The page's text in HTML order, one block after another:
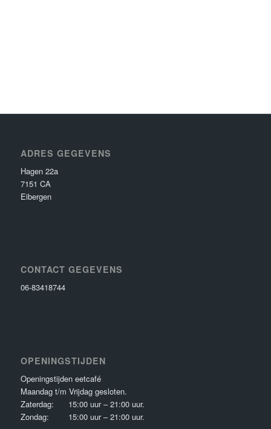
ADRES GEGEVENS
Hagen 22a
7151 CA
Eibergen
CONTACT GEGEVENS
06-83418744
OPENINGSTIJDEN
Openingstijden eetcafé
Maandag t/m Vrijdag gesloten.
Zaterdag: 15:00 uur – 21:00 uur.
Zondag: 15:00 uur – 21:00 uur.